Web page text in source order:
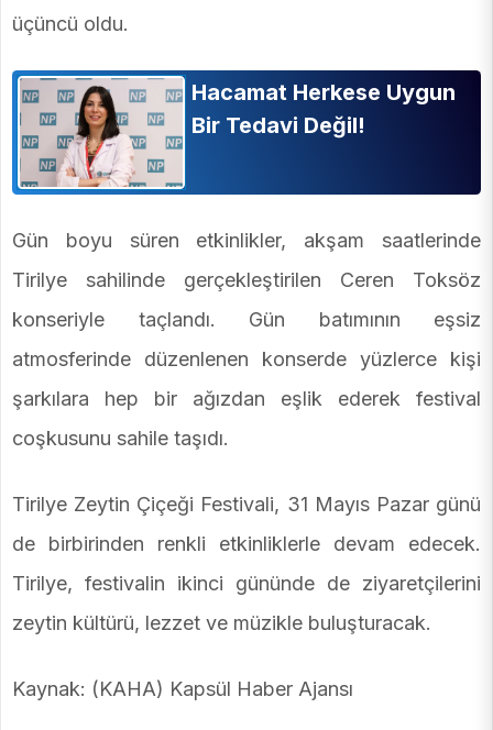
üçüncü oldu.
Hacamat Herkese Uygun
Bir Tedavi Değil!
Gün boyu süren etkinlikler, akşam saatlerinde
Tirilye sahilinde gerçekleştirilen Ceren Toksöz
konseriyle taçlandı. Gün batımının eşsiz
atmosferinde düzenlenen konserde yüzlerce kişi
şarkılara hep bir ağızdan eşlik ederek festival
coşkusunu sahile taşıdı.
Tirilye Zeytin Çiçeği Festivali, 31 Mayıs Pazar günü
de birbirinden renkli etkinliklerle devam edecek.
Tirilye, festivalin ikinci gününde de ziyaretçilerini
zeytin kültürü, lezzet ve müzikle buluşturacak.
Kaynak: (KAHA) Kapsül Haber Ajansı